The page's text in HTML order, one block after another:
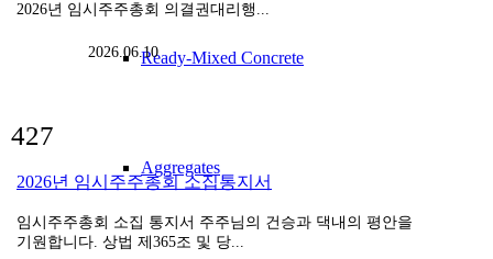
Ready-Mixed Concrete
Aggregates
2026년 임시주주총회 의결권대리행...
2026.06.10
427
2026년 임시주주총회 소집통지서
임시주주총회 소집 통지서 주주님의 건승과 댁내의 평안을
기원합니다. 상법 제365조 및 당...